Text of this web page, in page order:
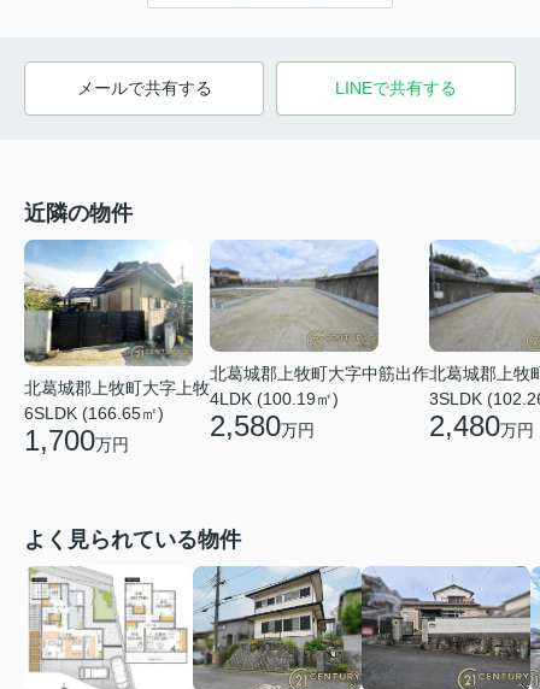
メールで共有する LINEで共有する
近隣の物件
北葛城郡上牧町大字上牧
6SLDK (166.65㎡)
1,700万円
北葛城郡上牧町大字中筋出作
4LDK (100.19㎡)
2,580万円
北葛城郡上牧
3SLDK
2,480万円
よく見られている物件